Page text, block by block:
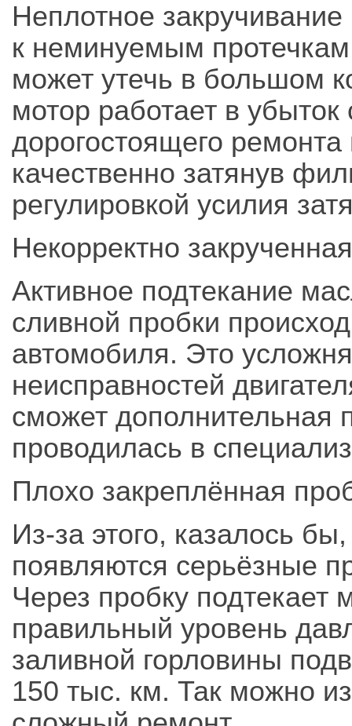
Неплотное
к неминуемым
может утечь в большом
мотор работает в
дорогостоящего
качественно затянув
регулировкой усилия
Некорректно
Активное подтекание
сливной пробки
автомобиля. Это
неисправностей
сможет дополнительная
проводилась в
Плохо закреплённая
Из-за этого, казалось
появляются серьёзные
Через пробку подтекает
правильный уровень
заливной горловины
150 тыс. км. Так можно